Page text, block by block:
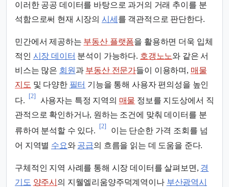
이러한 공공 데이터를 바탕으로 과거의 거래 추이를 분
석함으로써 현재 시장의 시세 를 객관적으로 판단한다.
민간에서 제공하는 부동산 플랫폼을 활용하면 더욱 입체
적인 시장 데이터 분석이 가능하다. 호갱노노와 같은 서
비스는 많은 회원 과 부동산 전문가들이 이용하며, 매물
지도 및 다양한 필터 기능을 통해 사용자 편의성을 높인
다.
[2]
사용자는 특정 지역의 매물 정보를 지도상에서 직
관적으로 확인하거나, 원하는 조건에 맞춰 데이터를 분
류하여 분석할 수 있다.
[2]
이는 단순한 가격 조회를 넘
어 지역별 수요와 공급의 흐름을 읽는 데 도움을 준다.
구체적인 지역 사례를 통해 시장 데이터를 살펴보면, 경
기도 양주시 의 지웰엘리움양주덕계역이나 부산광역시